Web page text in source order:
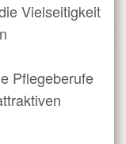
Vielseitigkeit
Pflegeberufe